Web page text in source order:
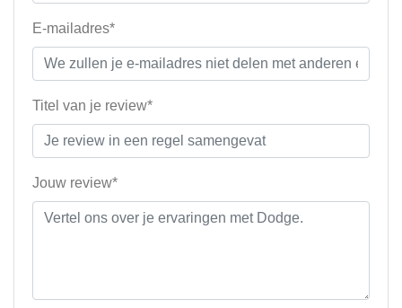
E-mailadres*
Titel van je review*
Jouw review*